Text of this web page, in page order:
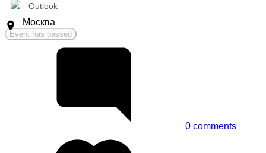
Outlook
Event
location
Москва
Event has passed
0 comments